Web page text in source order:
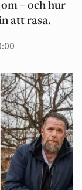
– och hur
att rasa.